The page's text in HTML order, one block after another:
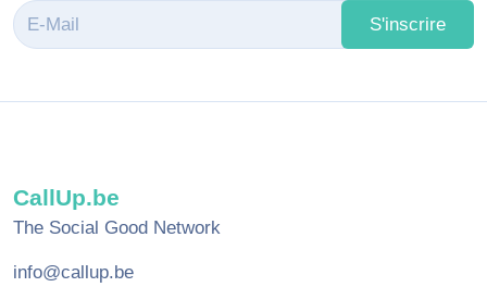
S'inscrire
CallUp.be
The Social Good Network
info@callup.be